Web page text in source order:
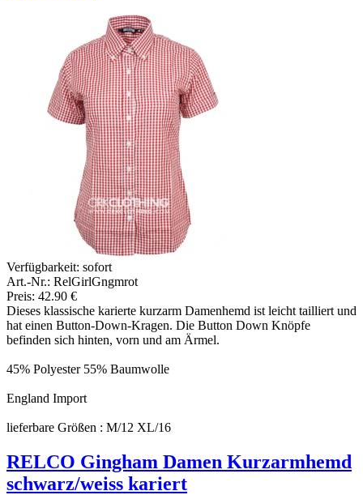
Verfügbarkeit: sofort
Art.-Nr.: RelGirlGngmrot
Preis: 42.90 €
Dieses klassische karierte kurzarm Damenhemd ist leicht tailliert und
hat einen Button-Down-Kragen. Die Button Down Knöpfe
befinden sich hinten, vorn und am Ärmel.
45% Polyester 55% Baumwolle
England Import
lieferbare Größen : M/12 XL/16
RELCO Gingham Damen Kurzarmhemd
schwarz/weiss kariert